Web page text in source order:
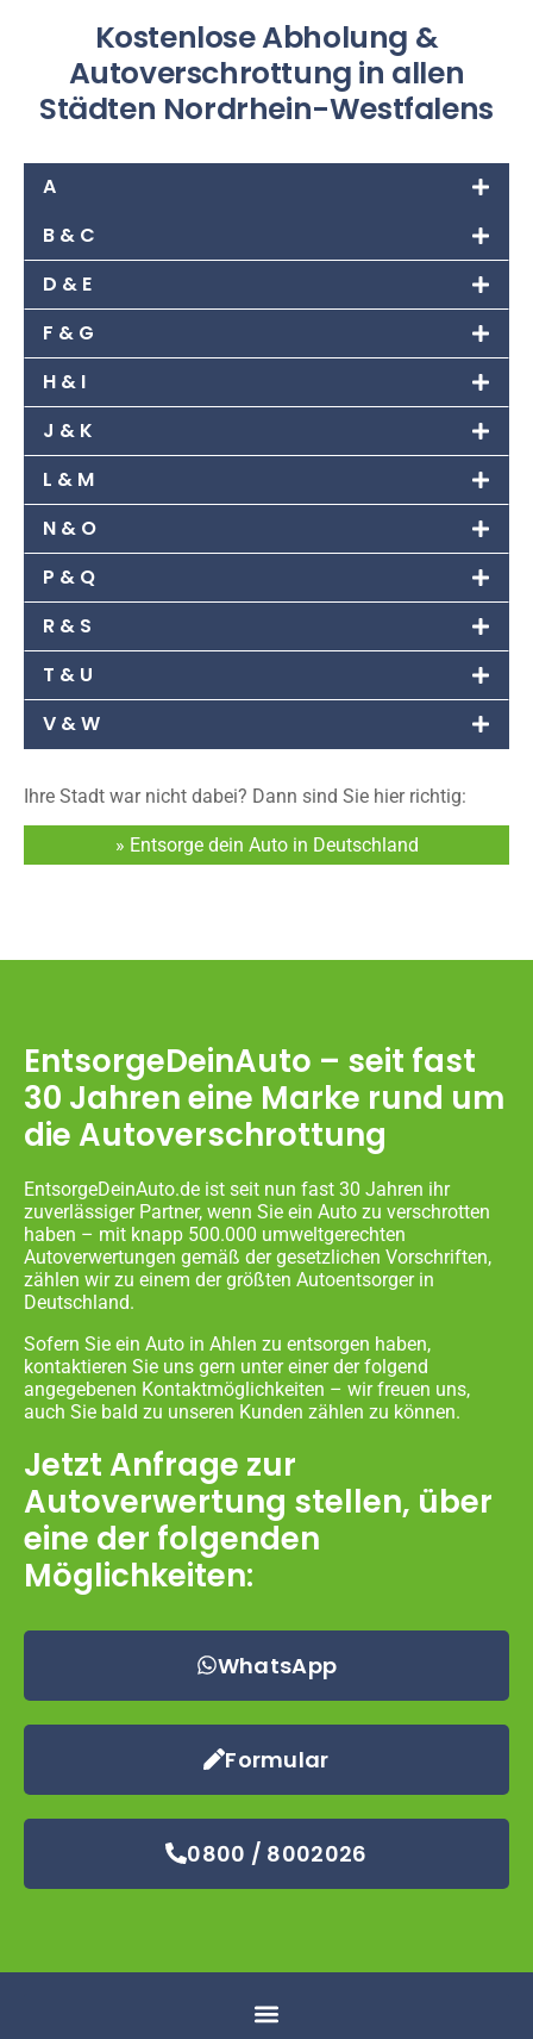
Kostenlose Abholung &
Autoverschrottung in allen
Städten Nordrhein-Westfalens
A
B & C
D & E
F & G
H & I
J & K
L & M
N & O
P & Q
R & S
T & U
V & W
Ihre Stadt war nicht dabei? Dann sind Sie hier richtig:
» Entsorge dein Auto in Deutschland
EntsorgeDeinAuto – seit fast
30 Jahren eine Marke rund um
die Autoverschrottung
EntsorgeDeinAuto.de ist seit nun fast 30 Jahren ihr
zuverlässiger Partner, wenn Sie ein Auto zu verschrotten
haben – mit knapp 500.000 umweltgerechten
Autoverwertungen gemäß der gesetzlichen Vorschriften,
zählen wir zu einem der größten Autoentsorger in
Deutschland.
Sofern Sie ein Auto in Ahlen zu entsorgen haben,
kontaktieren Sie uns gern unter einer der folgend
angegebenen Kontaktmöglichkeiten – wir freuen uns,
auch Sie bald zu unseren Kunden zählen zu können.
Jetzt Anfrage zur
Autoverwertung stellen, über
eine der folgenden
Möglichkeiten:
WhatsApp
Formular
0800 / 8002026